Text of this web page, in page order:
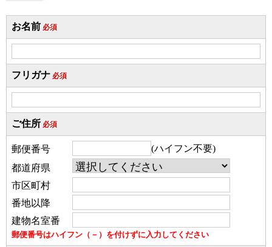
お名前 必須
フリガナ 必須
ご住所 必須
郵便番号
(ハイフン不要)
都道府県
市区町村
番地以降
建物名室番
郵便番号はハイフン（－）を付けずに入力してください